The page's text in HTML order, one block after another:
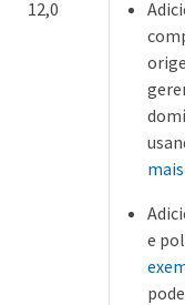
12,0
e